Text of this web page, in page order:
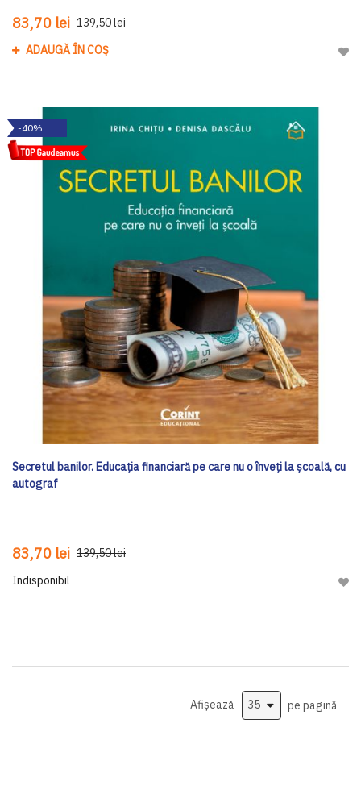
83,70 lei 139,50 lei
ADAUGĂ ÎN COȘ
-40%
Secretul banilor. Educația financiară pe care nu o înveți la școală, cu
autograf
83,70 lei 139,50 lei
Indisponibil
Afișează pe pagină